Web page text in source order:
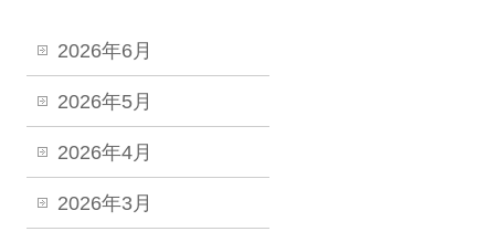
2026年6月
2026年5月
2026年4月
2026年3月